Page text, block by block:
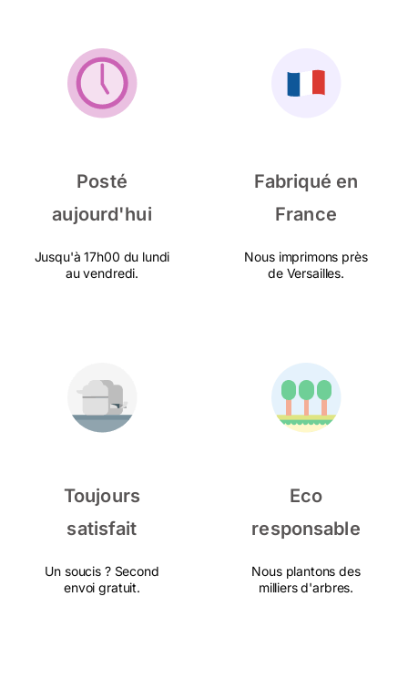
Posté
aujourd'hui
Jusqu'à 17h00 du lundi
au vendredi.
Fabriqué en
France
Nous imprimons près
de Versailles.
Toujours
satisfait
Un soucis ? Second
envoi gratuit.
Eco
responsable
Nous plantons des
milliers d'arbres.